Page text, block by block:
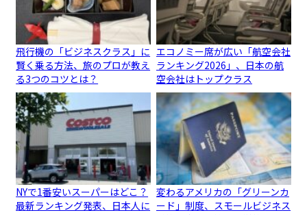
飛行機の「ビジネスクラス」に
賢く乗る方法、旅のプロが教え
る3つのコツとは？
エコノミー席が広い「航空会社
ランキング2026」、日本の航
空会社はトップクラス
NYで1番安いスーパーはどこ？
最新ランキング発表、日本人に
変わるアメリカの「グリーンカ
ード」制度、スモールビジネス